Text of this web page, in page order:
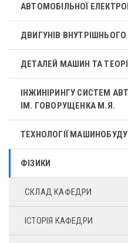
АВТОМОБІЛЬНОЇ
ДВИГУНІВ
ДЕТАЛЕЙ МАШИН ТА
ІНЖИНІРИНГУ СИСТЕМ
ІМ. ГОВОРУЩЕНКА М.Я.
ТЕХНОЛОГІЇ
ФІЗИКИ
СКЛАД КАФЕДРИ
ІСТОРІЯ КАФЕДРИ